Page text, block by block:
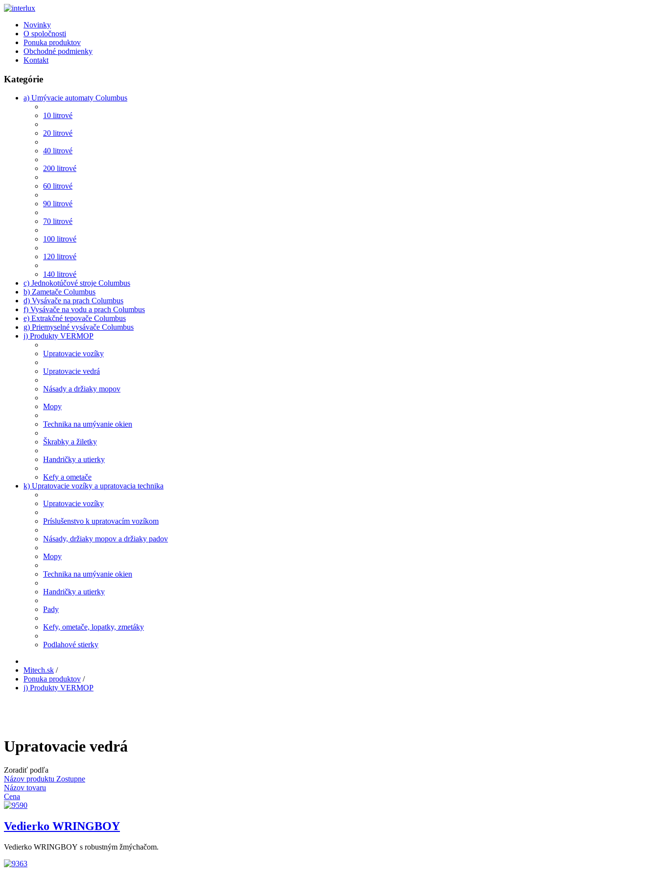
Novinky
O spoločnosti
Ponuka produktov
Obchodné podmienky
Kontakt
Kategórie
a) Umývacie automaty Columbus
10 litrové
20 litrové
40 litrové
200 litrové
60 litrové
90 litrové
70 litrové
100 litrové
120 litrové
140 litrové
c) Jednokotúčové stroje Columbus
b) Zametače Columbus
d) Vysávače na prach Columbus
f) Vysávače na vodu a prach Columbus
e) Extrakčné tepovače Columbus
g) Priemyselné vysávače Columbus
j) Produkty VERMOP
Upratovacie vozíky
Upratovacie vedrá
Násady a držiaky mopov
Mopy
Technika na umývanie okien
Škrabky a žiletky
Handričky a utierky
Kefy a ometače
k) Upratovacie vozíky a upratovacia technika
Upratovacie vozíky
Príslušenstvo k upratovacím vozíkom
Násady, držiaky mopov a držiaky padov
Mopy
Technika na umývanie okien
Handričky a utierky
Pady
Kefy, ometače, lopatky, zmetáky
Podlahové stierky
Mitech.sk /
Ponuka produktov /
j) Produkty VERMOP
Upratovacie vedrá
Zoradiť podľa
Názov produktu Zostupne
Názov tovaru
Cena
Vedierko WRINGBOY
Vedierko WRINGBOY s robustným žmýchačom.